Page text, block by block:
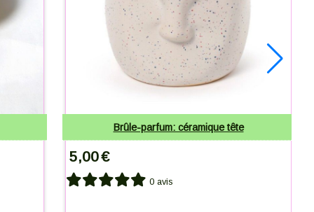
Brûle-parfum: céramique tête
5,00€
0 avis